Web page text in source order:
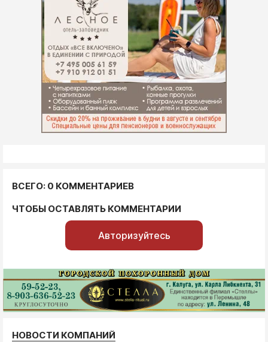
ВСЕГО: 0 КОММЕНТАРИЕВ
ЧТОБЫ ОСТАВЛЯТЬ КОММЕНТАРИИ
Авторизуйтесь
НОВОСТИ КОМПАНИЙ